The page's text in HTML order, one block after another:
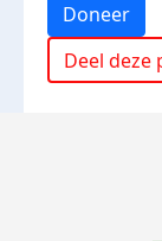
Doneer
Deel deze